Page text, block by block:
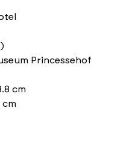
Princessehof
cm
cm